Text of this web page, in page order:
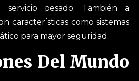
pesado. También a
características como sistemas
para mayor seguridad.
Del Mundo